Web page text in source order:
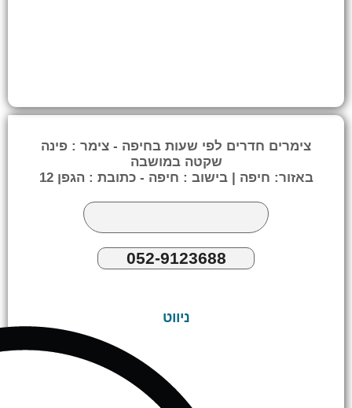
צימרים חדרים לפי שעות בחיפה - צימר : פינה
שקטה במושבה
באזור: חיפה | בישוב : חיפה - כתובת : הגפן 12
052-9123688
ניווט